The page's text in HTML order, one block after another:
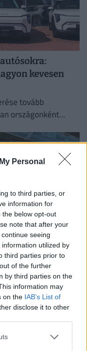
Personal
to third parties, or
information for
the below opt-out
note that after your
seeing
utilized by
third parties prior to
of the further
by third parties on the
information may
on the IAB’s List of
disclose it to other
kevesen
tovább
országonként
a magyar
mielőtt
hőség miatt a
fokozott